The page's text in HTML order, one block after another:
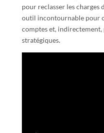
pour reclasser les charges
outil incontournable pour
comptes et,
stratégiques.